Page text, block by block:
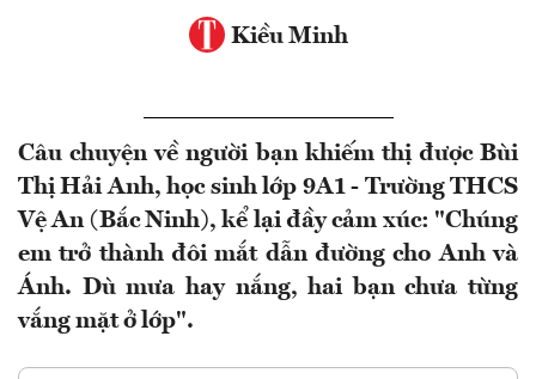
Kiều Minh
Câu chuyện về người bạn khiếm thị được Bùi
Thị Hải Anh, học sinh lớp 9A1 - Trường THCS
Vệ An (Bắc Ninh), kể lại đầy cảm xúc: "Chúng
em trở thành đôi mắt dẫn đường cho Anh và
Ánh. Dù mưa hay nắng, hai bạn chưa từng
vắng mặt ở lớp".